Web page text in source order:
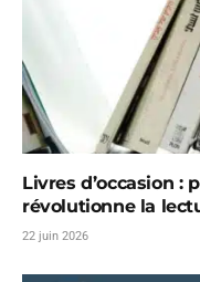
Livres d’occasion :
révolutionne la
22 juin 2026